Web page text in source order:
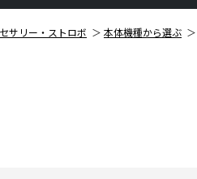
サリー・ストロボ 本体機種から選ぶ